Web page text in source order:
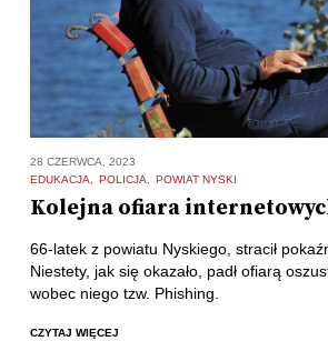
28 CZERWCA, 2023
EDUKACJA
POLICJA POWIAT NYSKI
Kolejna ofiara
66-latek z powiatu Nyskiego, stracił
Niestety, jak się okazało, padł ofiarą
wobec niego tzw. Phishing.
CZYTAJ WIĘCEJ